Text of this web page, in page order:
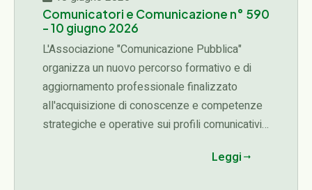
Comunicatori e Comunicazione n° 590
- 10 giugno 2026
L'Associazione "Comunicazione Pubblica"
organizza un nuovo percorso formativo e di
aggiornamento professionale finalizzato
all'acquisizione di conoscenze e competenze
strategiche e operative sui profili comunicativi,
diverse fasi del ciclo delle attività di una
Leggi